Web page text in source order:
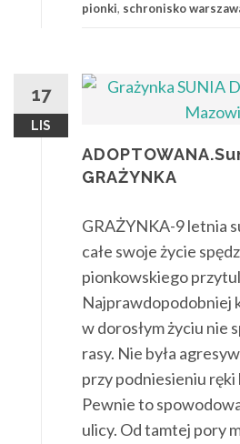
pionki, schronisko
17
LIS
GRAŻYNKA
GRAŻYNKA-9 letnia
całe swoje życie
pionkowskiego
Najprawdopodobniej
w dorosłym życiu nie
rasy. Nie była
przy podniesieniu ręki
Pewnie to
ulicy. Od tamtej pory